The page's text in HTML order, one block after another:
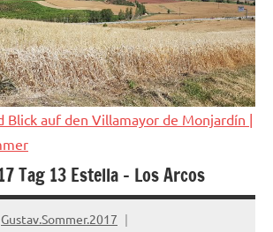
Blick auf den Villamayor de Monjardín |
Tag 13 Estella – Los Arcos
Gustav.Sommer.2017